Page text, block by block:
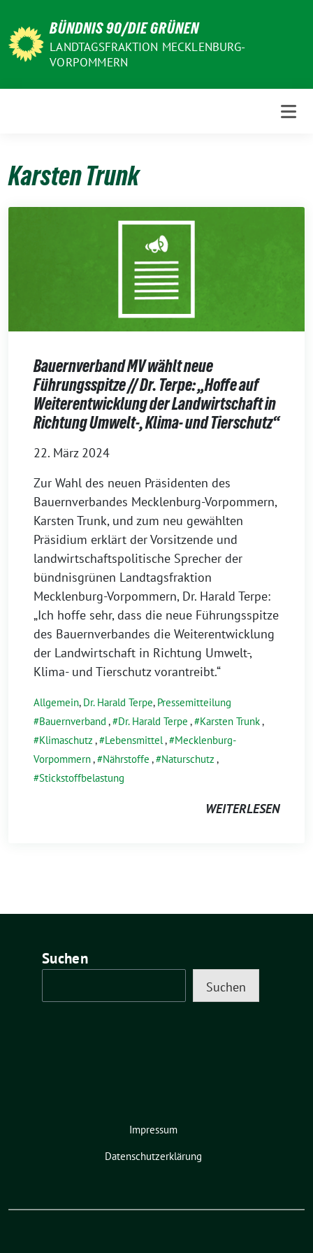
zum
Inhalt
BÜNDNIS 90/DIE GRÜNEN
LANDTAGSFRAKTION MECKLENBURG-
VORPOMMERN
Karsten Trunk
Bauernverband MV wählt neue
Führungsspitze // Dr. Terpe: „Hoffe auf
Weiterentwicklung der Landwirtschaft in
Richtung Umwelt-, Klima- und Tierschutz“
22. März 2024
Zur Wahl des neuen Präsidenten des
Bauernverbandes Mecklenburg-Vorpommern,
Karsten Trunk, und zum neu gewählten
Präsidium erklärt der Vorsitzende und
landwirtschaftspolitische Sprecher der
bündnisgrünen Landtagsfraktion
Mecklenburg-Vorpommern, Dr. Harald Terpe:
„Ich hoffe sehr, dass die neue Führungsspitze
des Bauernverbandes die Weiterentwicklung
der Landwirtschaft in Richtung Umwelt-,
Klima- und Tierschutz vorantreibt.“
Allgemein, Dr. Harald Terpe, Pressemitteilung
Bauernverband , Dr. Harald Terpe , Karsten Trunk,
Klimaschutz , Lebensmittel,
Mecklenburg-
Vorpommern, Nährstoffe , Naturschutz ,
Stickstoffbelastung
WEITERLESEN
Suchen
Suchen
Impressum
Datenschutzerklärung